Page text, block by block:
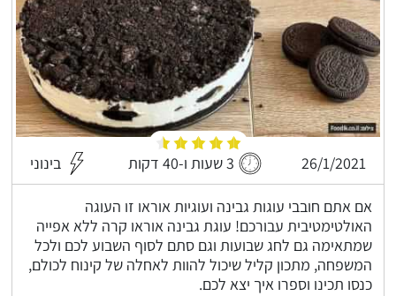
26/1/2021 3 שעות ו-40 דקות בינוני
אם אתם חובבי עוגות גבינה ועוגיות אוראו זו העוגה
האולטימטיבית עבורכם! עוגת גבינה אוראו קרה ללא אפייה
שמתאימה גם לחג שבועות וגם סתם לסוף השבוע לכם ולכל
המשפחה, מתכון קליל שיכול להוות לאחלה של קינוח לכולם,
כנסו תכינו וספרו איך יצא לכם.